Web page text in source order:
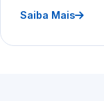
Saiba Mais